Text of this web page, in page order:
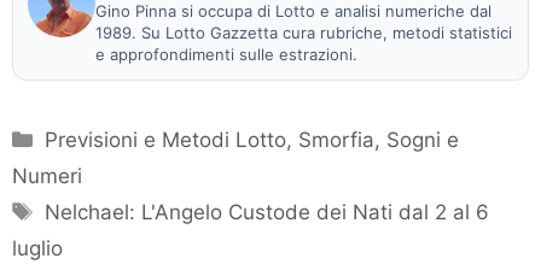
Gino Pinna si occupa di Lotto e analisi numeriche dal
1989. Su Lotto Gazzetta cura rubriche, metodi statistici
e approfondimenti sulle estrazioni.
Categorie
Previsioni e Metodi Lotto, Smorfia, Sogni e
Numeri
Tag
Nelchael: L'Angelo Custode dei Nati dal 2 al 6
luglio